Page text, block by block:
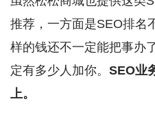
推荐，一方面是SEO排名
样的钱还不一定能把事办
定有多少人加你。 SEO业
上。